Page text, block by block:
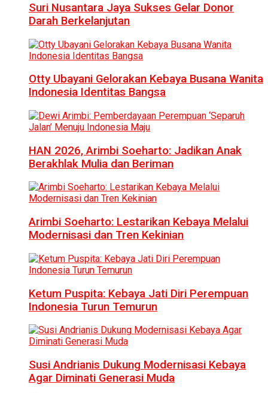
Suri Nusantara Jaya Sukses Gelar Donor
Darah Berkelanjutan
Otty Ubayani Gelorakan Kebaya Busana Wanita
Indonesia Identitas Bangsa
HAN 2026, Arimbi Soeharto: Jadikan Anak
Berakhlak Mulia dan Beriman
Arimbi Soeharto: Lestarikan Kebaya Melalui
Modernisasi dan Tren Kekinian
Ketum Puspita: Kebaya Jati Diri Perempuan
Indonesia Turun Temurun
Susi Andrianis Dukung Modernisasi Kebaya
Agar Diminati Generasi Muda